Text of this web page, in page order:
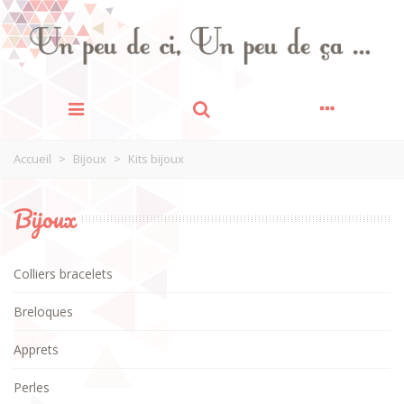
Accueil > Bijoux > Kits bijoux
Bijoux
Colliers bracelets
Breloques
Apprets
Perles